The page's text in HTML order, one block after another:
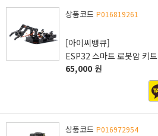
상품코드 P016819261
[아이씨뱅큐]
ESP32 스마트 로봇암 키트
65,000 원
상품코드 P016972954